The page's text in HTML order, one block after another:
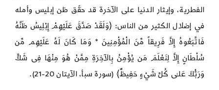
الفطرية، وإيثار الدنيا على الآخرة قد حقّق ظن إبليس وأمله
في إضلال الكثير من الناس: ﴿وَلَقَدْ صَدَّقَ عَلَيْهِمْ إِبْلِيسُ ظَنَّهُ
فَاتَّبَعُوهُ إِلاَّ فَرِيقاً مِّنَ الْمُؤْمِنِينَ * وَمَا كَانَ لَهُ عَلَيْهِم مِّن
سُلْطَانٍ إِلاَّ لِنَعْلَمَ مَن يُؤْمِنُ بِالآخِرَةِ مِمَّنْ هُوَ مِنْهَا فِى شَكٍّ
وَرَبُّكَ عَلـٰى كُلِّ شَيْءٍ حَفِيظٌ﴾ (سورة سبأ، الآيتان 20-21).